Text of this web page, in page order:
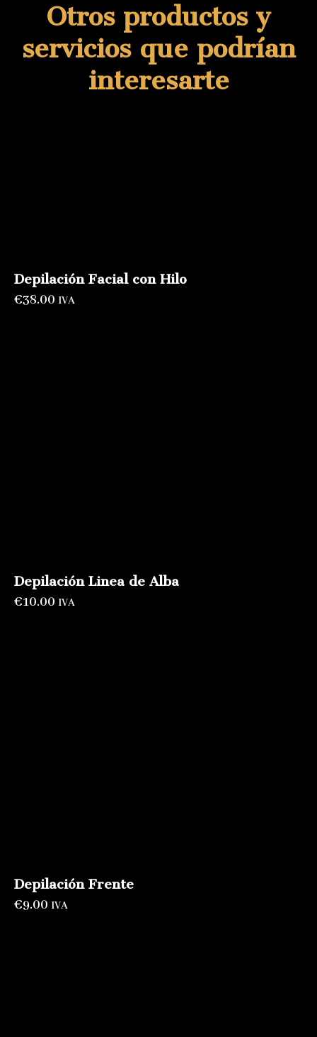
Otros productos y
servicios que podrían
interesarte
Depilación Facial con Hilo
€38.00 IVA
Depilación Linea de Alba
€10.00 IVA
Depilación Frente
€9.00 IVA